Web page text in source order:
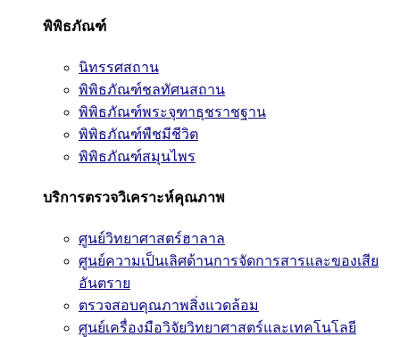
พิพิธภัณฑ์
นิทรรศสถาน
พิพิธภัณฑ์ชลทัศนสถาน
พิพิธภัณฑ์พระจุฑาธุชราชฐาน
พิพิธภัณฑ์พืชมีชีวิต
พิพิธภัณฑ์สมุนไพร
บริการตรวจวิเคราะห์คุณภาพ
ศูนย์วิทยาศาสตร์ฮาลาล
ศูนย์ความเป็นเลิศด้านการจัดการสารและของเสีย
อันตราย
ตรวจสอบคุณภาพสิ่งแวดล้อม
ศูนย์เครื่องมือวิจัยวิทยาศาสตร์และเทคโนโลยี